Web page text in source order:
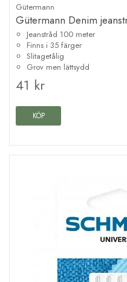
Gütermann
Gütermann Denim
Jeanstråd 100 meter
Finns i 35 färger
Slitagetålig
Grov men lättsydd
41 kr
KÖP